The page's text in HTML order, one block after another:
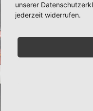
unserer
jederzeit widerrufen.